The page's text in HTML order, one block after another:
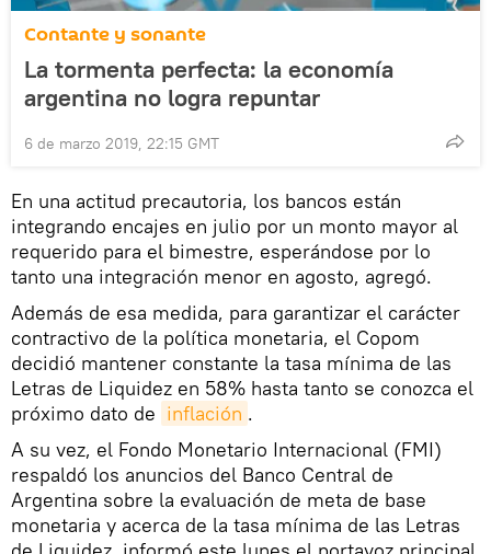
Contante y sonante
La tormenta perfecta: la economía
argentina no logra repuntar
6 de marzo 2019, 22:15 GMT
En una actitud precautoria, los bancos están
integrando encajes en julio por un monto mayor al
requerido para el bimestre, esperándose por lo
tanto una integración menor en agosto, agregó.
Además de esa medida, para garantizar el carácter
contractivo de la política monetaria, el Copom
decidió mantener constante la tasa mínima de las
Letras de Liquidez en 58% hasta tanto se conozca el
próximo dato de inflación .
A su vez, el Fondo Monetario Internacional (FMI)
respaldó los anuncios del Banco Central de
Argentina sobre la evaluación de meta de base
monetaria y acerca de la tasa mínima de las Letras